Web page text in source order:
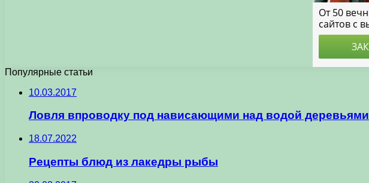
Популярные статьи
10.03.2017
Ловля впроводку под нависающими над водой деревьями
18.07.2022
Рецепты блюд из лакедры рыбы